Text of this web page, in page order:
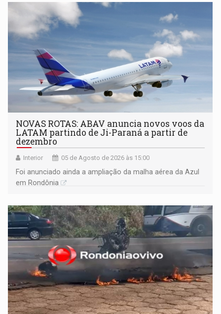
NOVAS ROTAS: ABAV anuncia novos voos da
LATAM partindo de Ji-Paraná a partir de
dezembro
Interior 05 de Agosto de 2026 às 15:00
Foi anunciado ainda a ampliação da malha aérea da Azul
em Rondônia